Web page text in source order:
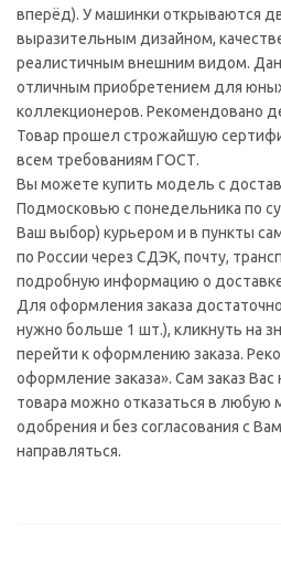
вперёд). У машинки открываются
выразительным дизайном,
реалистичным внешним видом.
отличным приобретением для
коллекционеров. Рекомендовано
Товар прошел строжайшую
всем требованиям ГОСТ.
Вы можете купить модель с
Подмосковью с понедельника по
Ваш выбор) курьером и в пункты
по России через СДЭК, почту,
подробную информацию о
Для оформления заказа
нужно больше 1 шт.), кликнуть на
перейти к оформлению заказа.
оформление заказа». Сам заказ
товара можно отказаться в любую
одобрения и без согласования с
направляться.